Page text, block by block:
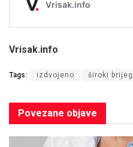
Vrisak.info
Tags: izdvojeno široki brijeg
Povezane objave